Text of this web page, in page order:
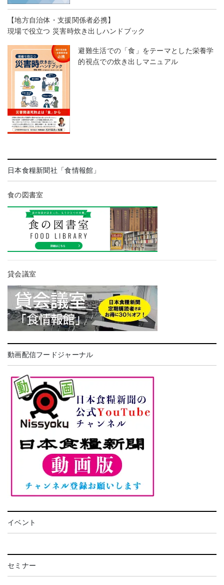
【地方自治体・支援関係者必携】
現場で役立つ 災害時炊き出しハンドブック
避難生活での「食」をテーマとした栄養学
的視点での炊き出しマニュアル
日本食糧新聞社「食情報館」
食の図書室
貸会議室
動画配信フードジャーナル
イベント
セミナー